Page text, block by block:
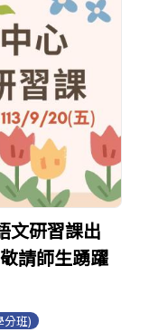
文研習課出
請師生踴躍
分班)